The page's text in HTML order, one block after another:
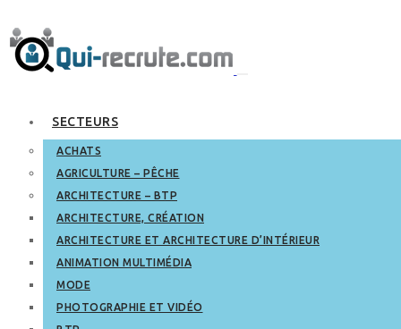
SECTEURS
ACHATS
AGRICULTURE – PÊCHE
ARCHITECTURE – BTP
ARCHITECTURE, CRÉATION
ARCHITECTURE ET ARCHITECTURE D’INTÉRIEUR
ANIMATION MULTIMÉDIA
MODE
PHOTOGRAPHIE ET VIDÉO